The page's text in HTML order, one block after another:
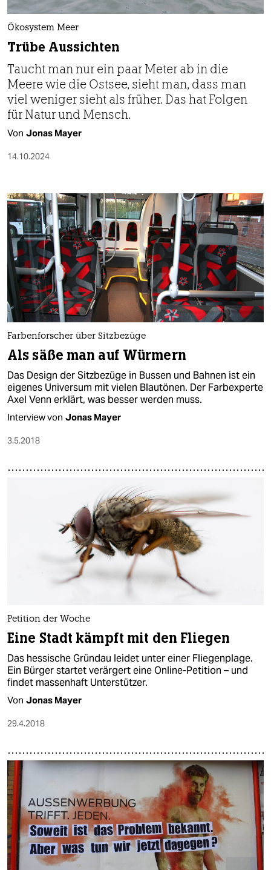
nord
wahrheit
verlag
verlag
veranstaltungen
shop
unterstützen
abo
genossenschaft
epaper login
Ökosystem Meer
Trübe Aussichten
Taucht man nur ein paar Meter ab in die
Meere wie die Ostsee, sieht man, dass man
viel weniger sieht als früher. Das hat Folgen
für Natur und Mensch.
Von Jonas Mayer
14.10.2024
Farbenforscher über Sitzbezüge
Als säße man auf Würmern
Das Design der Sitzbezüge in Bussen und Bahnen ist ein
eigenes Universum mit vielen Blautönen. Der Farbexperte
Axel Venn erklärt, was besser werden muss.
Interview von Jonas Mayer
3.5.2018
Petition der Woche
Eine Stadt kämpft mit den Fliegen
Das hessische Gründau leidet unter einer Fliegenplage.
Ein Bürger startet verärgert eine Online-Petition – und
findet massenhaft Unterstützer.
Von Jonas Mayer
29.4.2018